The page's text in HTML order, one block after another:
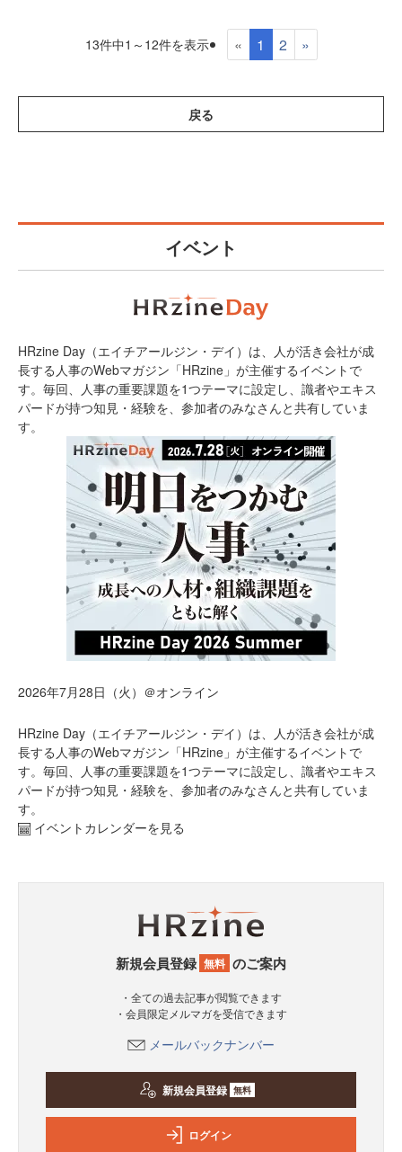
13件中1～12件を表示 « 1 2 »
戻る
イベント
HRzine Day（エイチアールジン・デイ）は、人が活き会社が成
長する人事のWebマガジン「HRzine」が主催するイベントで
す。毎回、人事の重要課題を1つテーマに設定し、識者やエキス
パードが持つ知見・経験を、参加者のみなさんと共有していま
す。
2026年7月28日（火）＠オンライン
HRzine Day（エイチアールジン・デイ）は、人が活き会社が成
長する人事のWebマガジン「HRzine」が主催するイベントで
す。毎回、人事の重要課題を1つテーマに設定し、識者やエキス
パードが持つ知見・経験を、参加者のみなさんと共有していま
す。
イベントカレンダーを見る
新規会員登録 無料 のご案内
・全ての過去記事が閲覧できます
・会員限定メルマガを受信できます
メールバックナンバー
新規会員登録 無料
ログイン